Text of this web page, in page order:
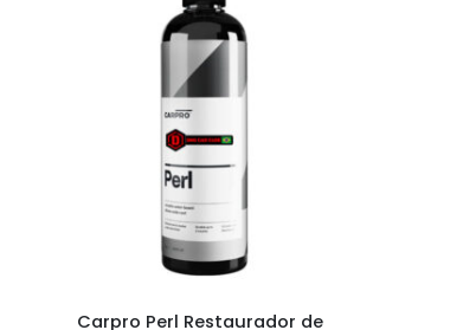
Carpro Perl Restaurador de